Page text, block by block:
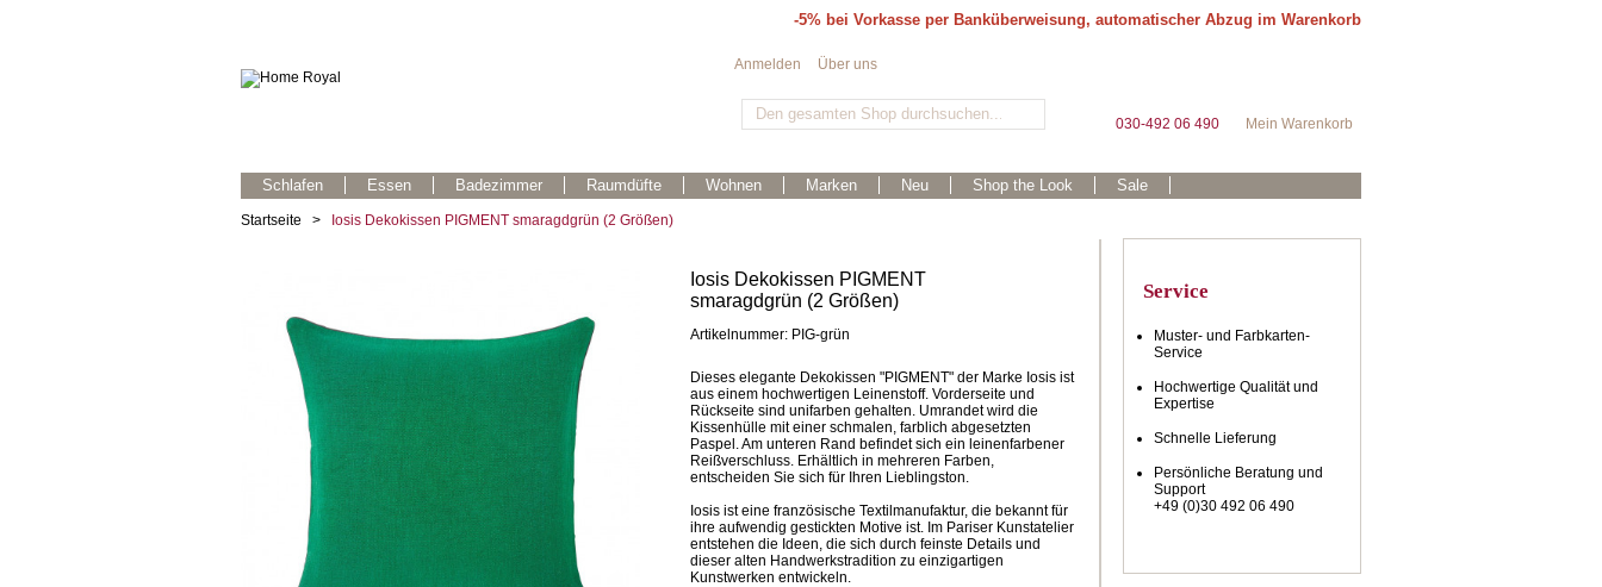
-5% bei Vorkasse per Banküberweisung, automatischer Abzug im Warenkorb
Mein Warenkorb
030-492 06 490
Schlafen Essen Badezimmer Raumdüfte Wohnen Marken Neu Shop the Look Sale
Anmelden Über uns
Startseite > Iosis Dekokissen PIGMENT smaragdgrün (2 Größen)
Iosis Dekokissen PIGMENT
smaragdgrün (2 Größen)
Artikelnummer: PIG-grün
Dieses elegante Dekokissen "PIGMENT" der Marke Iosis ist
aus einem hochwertigen Leinenstoff. Vorderseite und
Rückseite sind unifarben gehalten. Umrandet wird die
Kissenhülle mit einer schmalen, farblich abgesetzten
Paspel. Am unteren Rand befindet sich ein leinenfarbener
Reißverschluss. Erhältlich in mehreren Farben,
entscheiden Sie sich für Ihren Lieblingston.
Iosis ist eine französische Textilmanufaktur, die bekannt für
ihre aufwendig gestickten Motive ist. Im Pariser Kunstatelier
entstehen die Ideen, die sich durch feinste Details und
dieser alten Handwerkstradition zu einzigartigen
Kunstwerken entwickeln.
Service
Muster- und Farbkarten-
Service
Hochwertige Qualität und
Expertise
Schnelle Lieferung
Persönliche Beratung und
Support
+49 (0)30 492 06 490